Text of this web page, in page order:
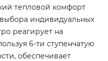
тепловой комфорт
индивидуальных
реагирует на
6-ти ступенчатую
обеспечивает